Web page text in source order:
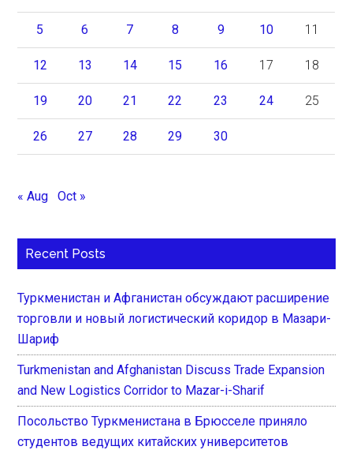
5 6 7 8 9 10 11
12 13 14 15 16 17 18
19 20 21 22 23 24 25
26 27 28 29 30
« Aug Oct »
Recent Posts
Туркменистан и Афганистан обсуждают расширение
торговли и новый логистический коридор в Мазари-
Шариф
Turkmenistan and Afghanistan Discuss Trade Expansion
and New Logistics Corridor to Mazar-i-Sharif
Посольство Туркменистана в Брюсселе приняло
студентов ведущих китайских университетов